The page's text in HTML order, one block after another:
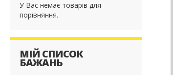
У Вас немає товарів для
порівняння.
МІЙ СПИСОК
БАЖАНЬ